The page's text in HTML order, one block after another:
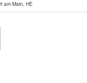
am Main, HE